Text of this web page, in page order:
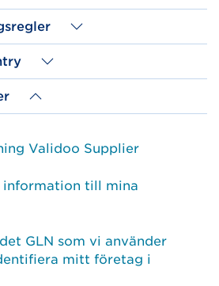
Validoo Supplier
information till mina
GLN som vi använder
mitt företag i